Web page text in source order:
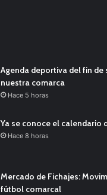
Agenda deportiva del fin de
nuestra comarca
Hace 5 horas
Ya se conoce el calendario
Hace 8 horas
Mercado de Fichajes:
fútbol comarcal